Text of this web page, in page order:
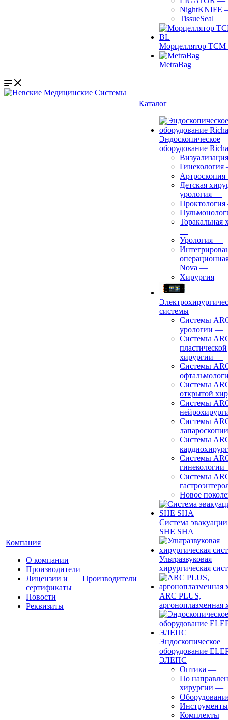
NightKNIFE
TissueSeal
Морцеллятор ТСМ
MetraBag
Компания
О компании
Производители
Лицензии и
сертификаты
Новости
Реквизиты
Производители
Каталог
Эндоскопическое
оборудование
Визуализация
Гинекология
Артроскопия
Детская
урология —
Проктология
Торакальная
—
Урология —
Nova —
Хирургия
системы
Системы
урологии —
Системы
пластической
хирургии —
Системы
Системы
открытой
Системы
Системы
лапароскопии
Системы
Системы
гинекологии
Системы
Новое
Система
SHE SHA
Ультразвуковая
хирургическая
ARC PLUS,
аргоноплазменная
Эндоскопическое
оборудование
ЭЛЕПС
Оптика —
По
хирургии —
Инструменты
Комплекты